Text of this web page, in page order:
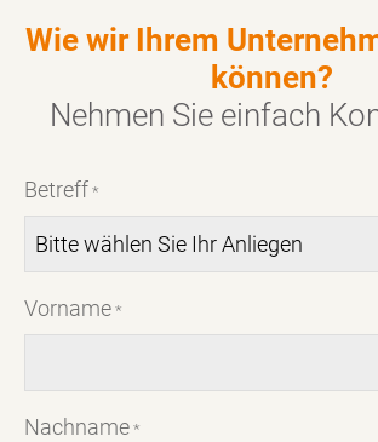
Wie wir Ihrem
können?
Nehmen Sie einfach
Betreff *
Vorname *
Nachname *